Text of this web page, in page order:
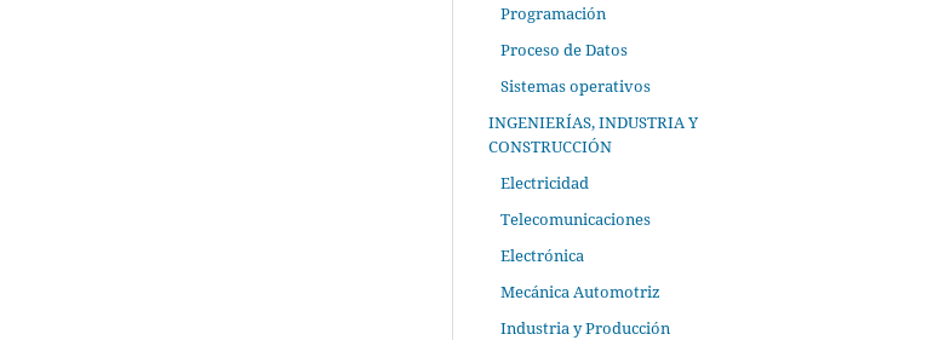
Programación
Proceso de Datos
Sistemas operativos
INGENIERÍAS, INDUSTRIA Y
CONSTRUCCIÓN
Electricidad
Telecomunicaciones
Electrónica
Mecánica Automotriz
Industria y Producción